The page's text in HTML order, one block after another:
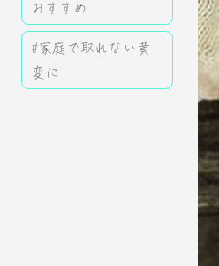
おすすめ
#家庭で取れない黄
変に